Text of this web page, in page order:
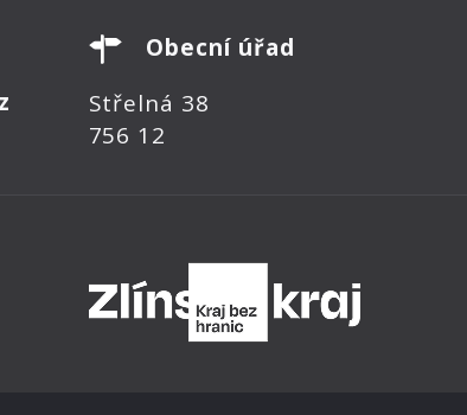
Obecní úřad
Střelná 38
756 12